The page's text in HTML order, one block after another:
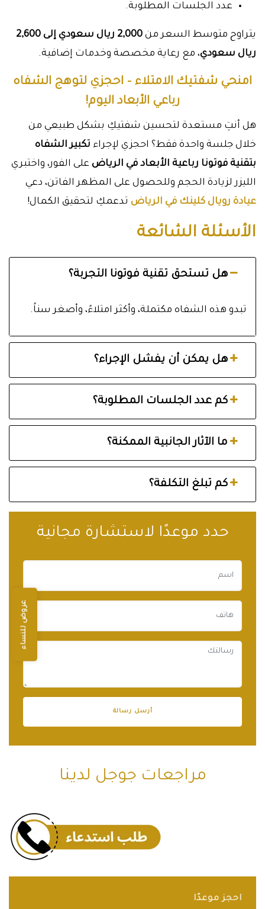
عروض للنساء
عدد الجلسات المطلوبة.
يتراوح متوسط السعر من
2,000 ريال سعودي إلى 2,600
ريال سعودي، مع رعاية مخصصة وخدمات إضافية.
امنحي شفتيك الامتلاء – احجزي لتوهج الشفاه
رباعي الأبعاد اليوم!
هل أنتِ مستعدة لتحسين شفتيكِ بشكل طبيعي من
خلال جلسة واحدة فقط؟ احجزي لإجراء تكبير الشفاه
بتقنية فوتونا رباعية الأبعاد في الرياض على الفور، واختبري
الليزر لزيادة الحجم وللحصول على المظهر الفاتن، دعي
عيادة رويال كلينك في الرياض تدعمكِ لتحقيق الكمال!
الأسئلة الشائعة
هل تستحق تقنية فوتونا التجربة؟
تبدو هذه الشفاه مكتملة، وأكثر امتلاءً، وأصغر سناً.
هل يمكن أن يفشل الإجراء؟
كم عدد الجلسات المطلوبة؟
ما الآثار الجانبية الممكنة؟
كم تبلغ التكلفة؟
حدد موعدًا لاستشارة مجانية
مراجعات جوجل لدينا
احجز موعدًا